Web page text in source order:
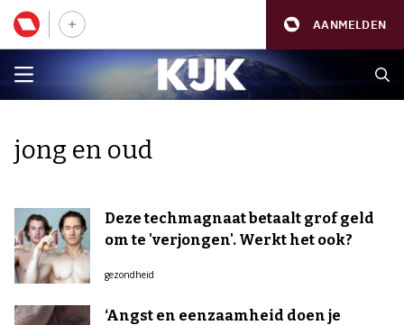
AANMELDEN
jong en oud
Deze techmagnaat betaalt grof geld
om te 'verjongen'. Werkt het ook?
gezondheid
‘Angst en eenzaamheid doen je